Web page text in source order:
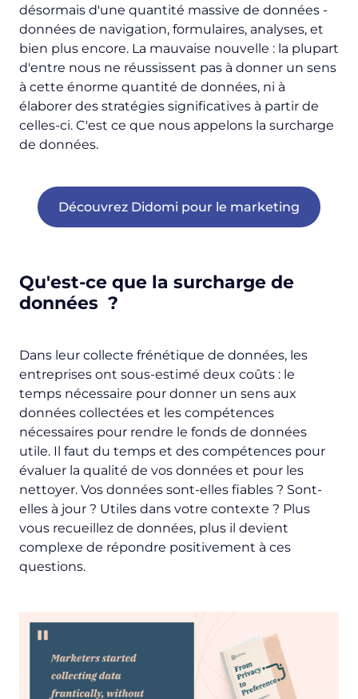
désormais d'une quantité massive de données -
données de navigation, formulaires, analyses, et
bien plus encore. La mauvaise nouvelle : la plupart
d'entre nous ne réussissent pas à donner un sens
à cette énorme quantité de données, ni à
élaborer des stratégies significatives à partir de
celles-ci. C'est ce que nous appelons la surcharge
de données.
Découvrez Didomi pour le marketing
Qu'est-ce que la surcharge de
données ?
Dans leur collecte frénétique de données, les
entreprises ont sous-estimé deux coûts : le
temps nécessaire pour donner un sens aux
données collectées et les compétences
nécessaires pour rendre le fonds de données
utile. Il faut du temps et des compétences pour
évaluer la qualité de vos données et pour les
nettoyer. Vos données sont-elles fiables ? Sont-
elles à jour ? Utiles dans votre contexte ? Plus
vous recueillez de données, plus il devient
complexe de répondre positivement à ces
questions.